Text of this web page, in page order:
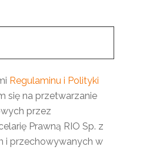
Regulaminu i Polityki
się na przetwarzanie
przez
Prawną RIO Sp. z
i przechowywanych w